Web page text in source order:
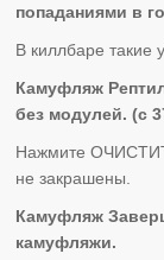
попаданиями в
В киллбаре такие
Камуфляж
без модулей. (с
Нажмите
не закрашены.
Камуфляж
камуфляжи.